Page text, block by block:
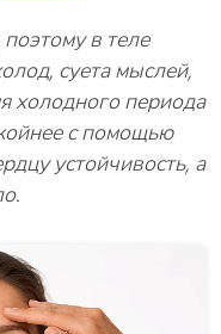
в теле
суета мыслей,
холодного периода
с помощью
устойчивость, а